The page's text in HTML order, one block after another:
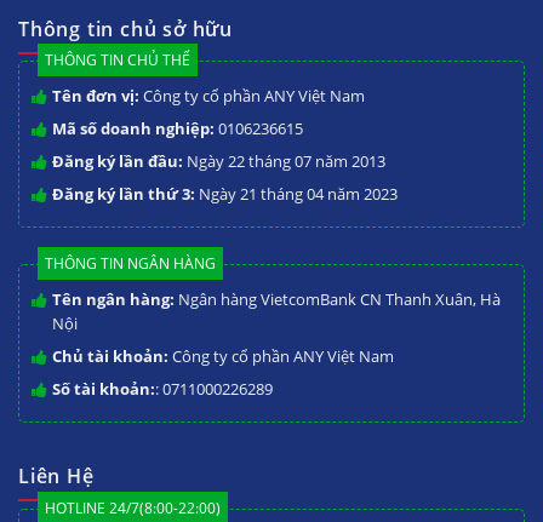
Thông tin chủ sở hữu
THÔNG TIN CHỦ THỂ
Tên đơn vị: Công ty cổ phần ANY Việt Nam
Mã số doanh nghiệp: 0106236615
Đăng ký lần đầu: Ngày 22 tháng 07 năm 2013
Đăng ký lần thứ 3: Ngày 21 tháng 04 năm 2023
THÔNG TIN NGÂN HÀNG
Tên ngân hàng: Ngân hàng VietcomBank CN Thanh Xuân, Hà
Nội
Chủ tài khoản: Công ty cổ phần ANY Việt Nam
Số tài khoản:: 0711000226289
Liên Hệ
HOTLINE 24/7(8:00-22:00)